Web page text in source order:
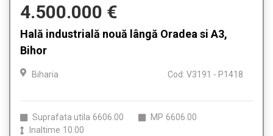
4.500.000 €
Hală industrială nouă lângă Oradea si A3,
Bihor
Biharia Cod: V3191 - P1418
Suprafata utila 6606.00 MP 6606.00
Inaltime 10.00